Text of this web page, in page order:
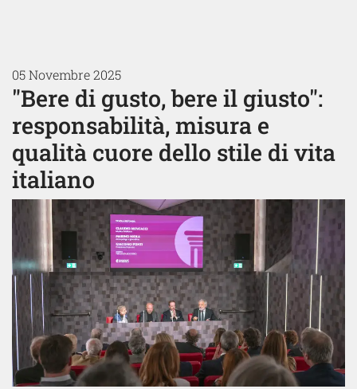
05 Novembre 2025
"Bere di gusto, bere il giusto":
responsabilità, misura e
qualità cuore dello stile di vita
italiano